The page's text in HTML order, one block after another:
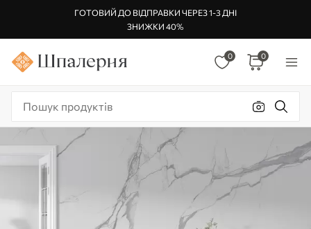
ГОТОВИЙ ДО ВІДПРАВКИ ЧЕРЕЗ 1-3 ДНІ
ЗНИЖКИ 40%
0 0